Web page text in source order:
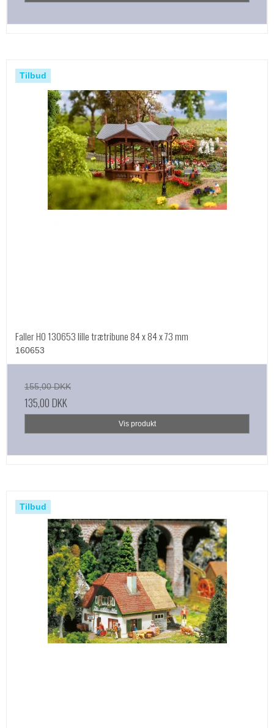
Tilbud
Faller HO 130653 lille trætribune 84 x 84 x 73 mm
160653
155,00 DKK
135,00 DKK
Vis produkt
Tilbud